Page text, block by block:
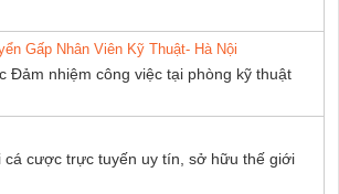
Gấp Nhân Viên Kỹ Thuật- Hà Nội
Đảm nhiệm công việc tại phòng kỹ thuật
cá cược trực tuyến uy tín, sở hữu thế giới